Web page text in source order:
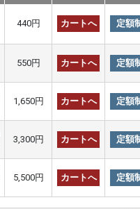
440円 カートへ 定額
550円 カートへ 定額
1,650円 カートへ 定額
3,300円 カートへ 定額
5,500円 カートへ 定額